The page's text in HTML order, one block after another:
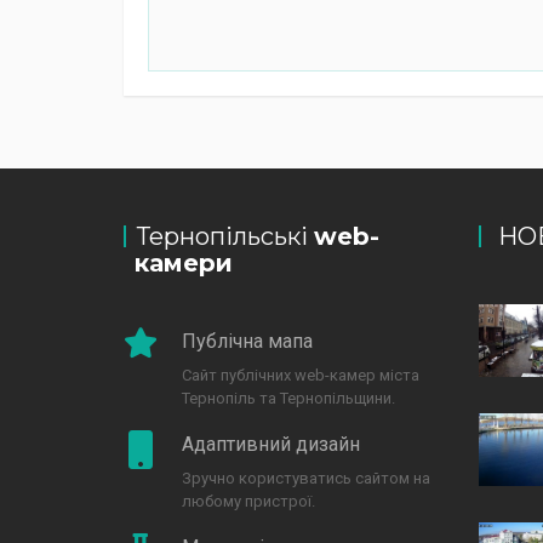
Тернопільські web-
камери
Публічна мапа
Сайт публічних web-камер міста
Тернопіль та Тернопільщини.
Адаптивний дизайн
Зручно користуватись сайтом на
любому пристрої.